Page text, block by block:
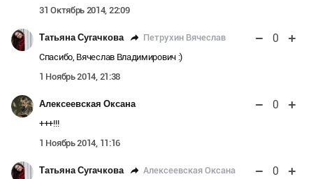
31 Октябрь 2014, 22:09
Татьяна Сугачкова Петрухин Вячеслав 0
Спасибо, Вячеслав Владимирович :)
1 Ноябрь 2014, 21:38
Алексеевская Оксана 0
+++!!!
1 Ноябрь 2014, 11:16
Татьяна Сугачкова Алексеевская Оксана 0